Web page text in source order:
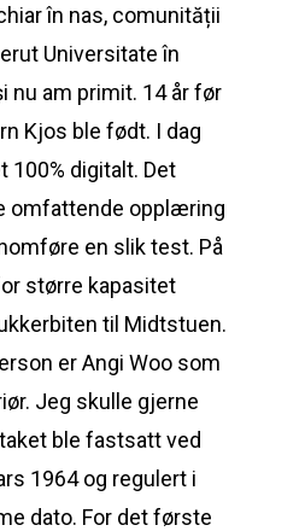
în nas, comunității
Universitate în
nu am primit. 14 år før
Kjos ble født. I dag
100% digitalt. Det
omfattende opplæring
en slik test. På
større kapasitet
til Midtstuen.
er Angi Woo som
Jeg skulle gjerne
ble fastsatt ved
1964 og regulert i
dato. For det første